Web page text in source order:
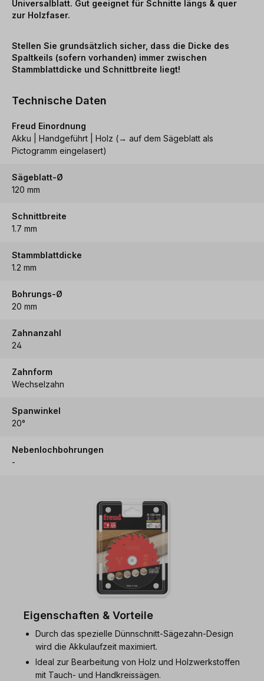
Universalblatt. Gut geeignet für Schnitte längs & quer
zur Holzfaser.
Stellen Sie grundsätzlich sicher, dass die Dicke des
Spaltkeils (sofern vorhanden) immer zwischen
Stammblattdicke und Schnittbreite liegt!
Technische Daten
Freud Einordnung
Akku | Handgeführt | Holz (→ auf dem Sägeblatt als
Pictogramm eingelasert)
Sägeblatt-Ø
120 mm
Schnittbreite
1.7 mm
Stammblattdicke
1.2 mm
Bohrungs-Ø
20 mm
Zahnanzahl
24
Zahnform
Wechselzahn
Spanwinkel
20°
Nebenlochbohrungen
-
Eigenschaften & Vorteile
Durch das spezielle Dünnschnitt-Sägezahn-Design
wird die Akkulaufzeit maximiert.
Ideal zur Bearbeitung von Holz und Holzwerkstoffen
mit Tauch- und Handkreissägen.